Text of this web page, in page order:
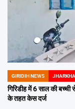
POSTED
IN
GIRIDIH NEWS
गिरिडीह में 6 साल की
के तहत केस दर्ज